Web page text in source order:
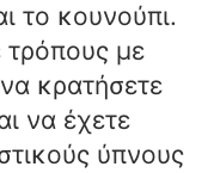
το κουνούπι.
με
κρατήσετε
να έχετε
ύπνους